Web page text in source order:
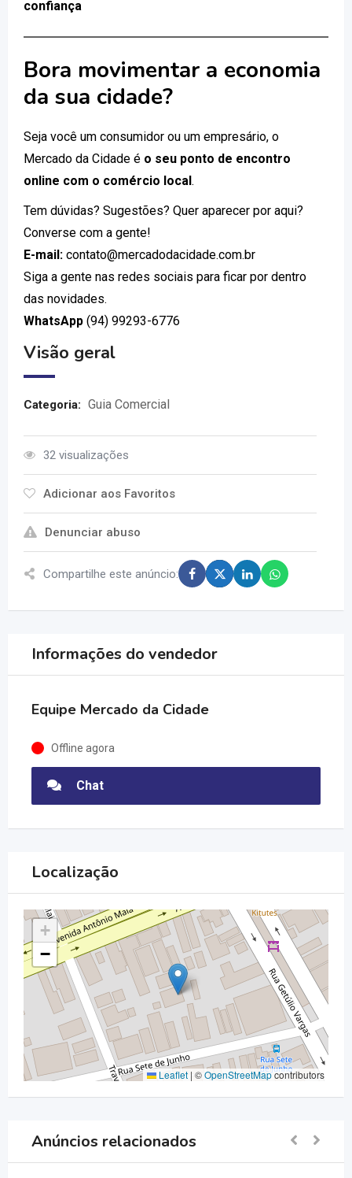
confiança
Bora movimentar a economia
da sua cidade?
Seja você um consumidor ou um empresário, o
Mercado da Cidade é o seu ponto de encontro
online com o comércio local.
Tem dúvidas? Sugestões? Quer aparecer por aqui?
Converse com a gente!
E-mail: contato@mercadodacidade.com.br
Siga a gente nas redes sociais para ficar por dentro
das novidades.
WhatsApp (94) 99293-6776
Visão geral
Categoria: Guia Comercial
32 visualizações
Adicionar aos Favoritos
Denunciar abuso
Compartilhe este anúncio:
Informações do vendedor
Equipe Mercado da Cidade
Offline agora
Chat
Localização
+
−
Leaflet | ©OpenStreetMapcontributors
Anúncios relacionados